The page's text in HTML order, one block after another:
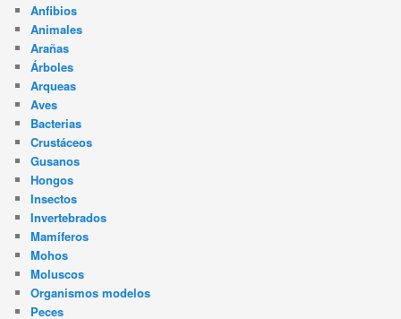
Anfibios
Animales
Arañas
Árboles
Arqueas
Aves
Bacterias
Crustáceos
Gusanos
Hongos
Insectos
Invertebrados
Mamíferos
Mohos
Moluscos
Organismos modelos
Peces